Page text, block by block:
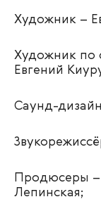
Художник –
Художник по
Евгений
Саунд-
Продюсеры
Лепинская;